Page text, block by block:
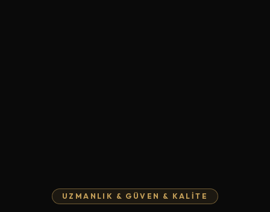
UZMANLIK & GÜVEN & KALITE